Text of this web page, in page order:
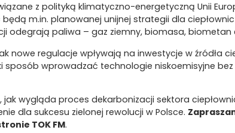
z polityką klimatyczno-energetyczną Unii
m.in. planowanej unijnej strategii dla
odegrają paliwa – gaz ziemny, biomasa, biometan
nowe regulacje wpływają na inwestycje w źródła
wprowadzać technologie niskoemisyjne
wygląda proces dekarbonizacji sektora
dla sukcesu zielonej rewolucji w Polsce.
TOK FM.